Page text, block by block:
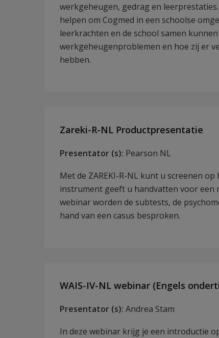
werkgeheugen, gedrag en
helpen om Cogmed in een schoolse
leerkrachten en de school samen
werkgeheugenproblemen en hoe zij er
hebben.
Zareki-R-NL Productpresentatie
Presentator (s): Pearson NL
Met de ZAREKI-R-NL kunt u screenen
instrument geeft u handvatten voor een
webinar worden de subtests, de
hand van een casus besproken.
WAIS-IV-NL webinar (Engels
Presentator (s): Andrea Stam
In deze webinar krijg je een introductie